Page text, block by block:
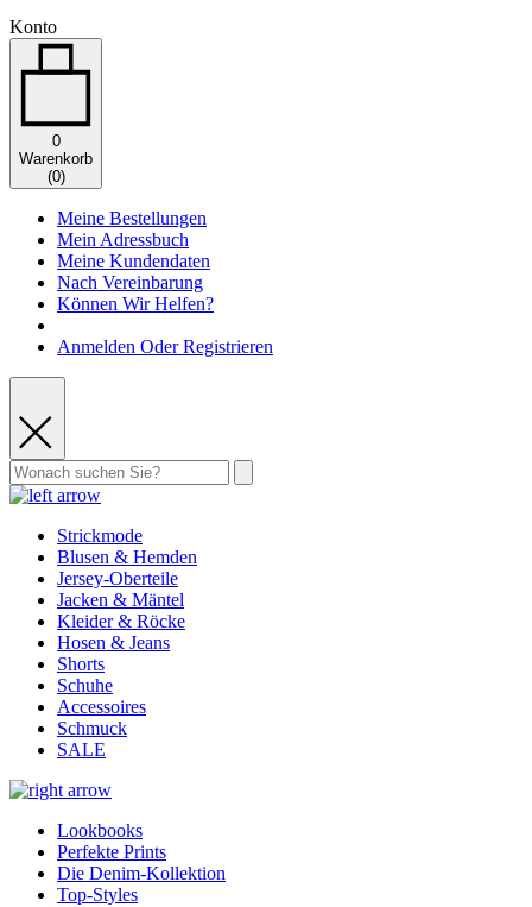
Konto
0
Warenkorb
(0)
Meine Bestellungen
Mein Adressbuch
Meine Kundendaten
Nach Vereinbarung
Können Wir Helfen?
Anmelden Oder Registrieren
Strickmode
Blusen & Hemden
Jersey-Oberteile
Jacken & Mäntel
Kleider & Röcke
Hosen & Jeans
Shorts
Schuhe
Accessoires
Schmuck
SALE
Lookbooks
Perfekte Prints
Die Denim-Kollektion
Top-Styles